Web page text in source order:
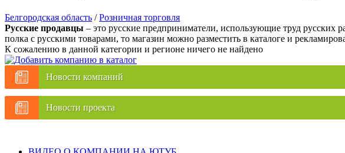
Белгородская область /Розничная торговля
Русские продавцы – это русские предприниматели, использующие труд русских
полка с русскими товарами, то магазин можно разместить в каталоге и
К сожалению в данной категории и регионе ничего не найдено
Новости компаний
Новости проекта